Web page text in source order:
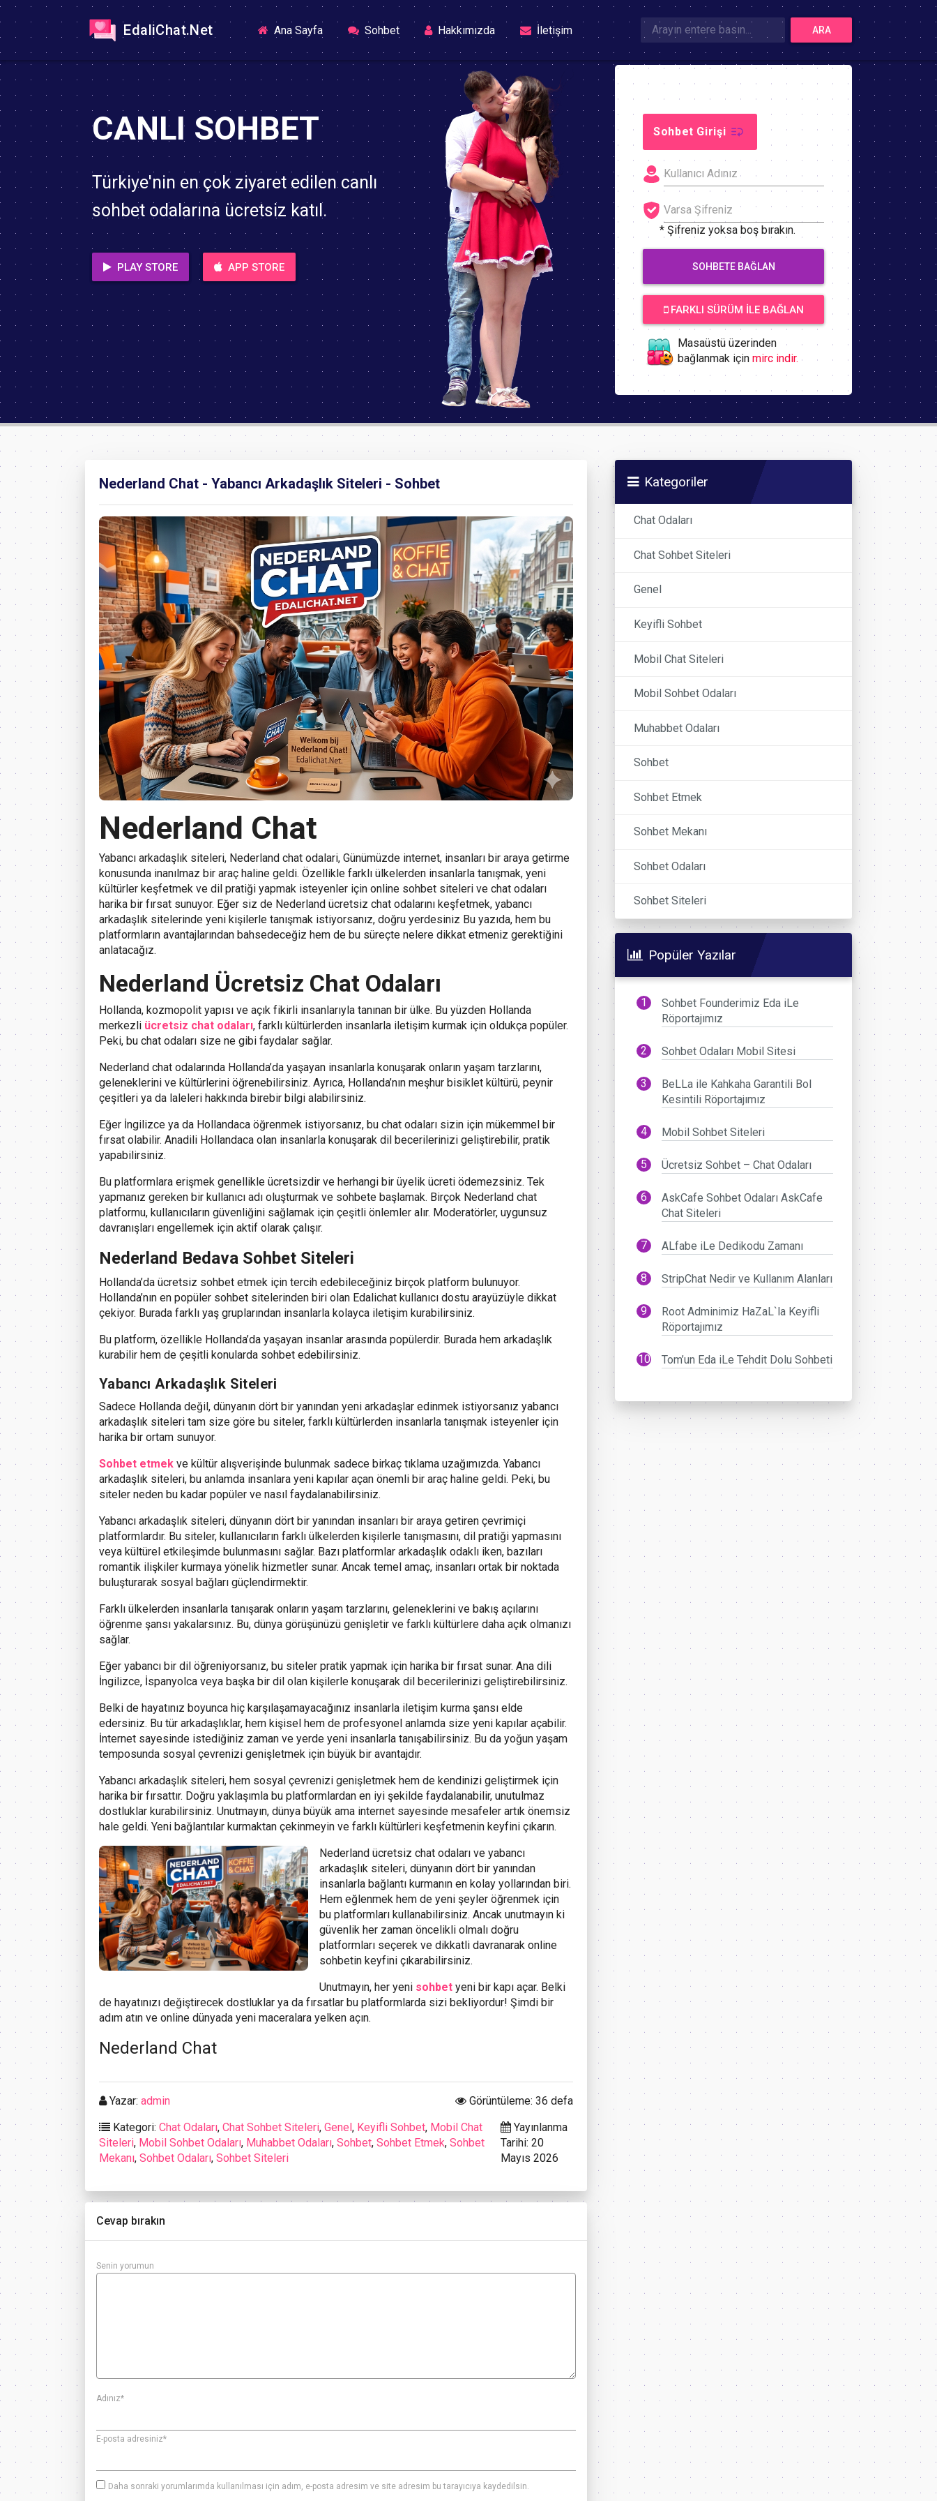
EdaliChat.Net Ana Sayfa(current) Sohbet Hakkımızda İletişim ARA
CANLI SOHBET
Türkiye'nin en çok ziyaret edilen canlı
sohbet odalarına ücretsiz katıl.
PLAY STORE APP STORE
Sohbet Girişi
* Şifreniz yoksa boş bırakın.
SOHBETE BAĞLAN
FARKLI SÜRÜM İLE BAĞLAN
Masaüstü üzerinden
bağlanmak için mirc indir.
Nederland Chat - Yabancı Arkadaşlık Siteleri - Sohbet
Nederland Chat
Yabancı arkadaşlık siteleri, Nederland chat odalari, Günümüzde internet, insanları bir araya getirme
konusunda inanılmaz bir araç haline geldi. Özellikle farklı ülkelerden insanlarla tanışmak, yeni
kültürler keşfetmek ve dil pratiği yapmak isteyenler için online sohbet siteleri ve chat odaları
harika bir fırsat sunuyor. Eğer siz de Nederland ücretsiz chat odalarını keşfetmek, yabancı
arkadaşlık sitelerinde yeni kişilerle tanışmak istiyorsanız, doğru yerdesiniz Bu yazıda, hem bu
platformların avantajlarından bahsedeceğiz hem de bu süreçte nelere dikkat etmeniz gerektiğini
anlatacağız.
Nederland Ücretsiz Chat Odaları
Hollanda, kozmopolit yapısı ve açık fikirli insanlarıyla tanınan bir ülke. Bu yüzden Hollanda
merkezli ücretsiz chat odaları, farklı kültürlerden insanlarla iletişim kurmak için oldukça popüler.
Peki, bu chat odaları size ne gibi faydalar sağlar.
Nederland chat odalarında Hollanda’da yaşayan insanlarla konuşarak onların yaşam tarzlarını,
geleneklerini ve kültürlerini öğrenebilirsiniz. Ayrıca, Hollanda’nın meşhur bisiklet kültürü, peynir
çeşitleri ya da laleleri hakkında birebir bilgi alabilirsiniz.
Eğer İngilizce ya da Hollandaca öğrenmek istiyorsanız, bu chat odaları sizin için mükemmel bir
fırsat olabilir. Anadili Hollandaca olan insanlarla konuşarak dil becerilerinizi geliştirebilir, pratik
yapabilirsiniz.
Bu platformlara erişmek genellikle ücretsizdir ve herhangi bir üyelik ücreti ödemezsiniz. Tek
yapmanız gereken bir kullanıcı adı oluşturmak ve sohbete başlamak. Birçok Nederland chat
platformu, kullanıcıların güvenliğini sağlamak için çeşitli önlemler alır. Moderatörler, uygunsuz
davranışları engellemek için aktif olarak çalışır.
Nederland Bedava Sohbet Siteleri
Hollanda’da ücretsiz sohbet etmek için tercih edebileceğiniz birçok platform bulunuyor.
Hollanda’nın en popüler sohbet sitelerinden biri olan Edalichat kullanıcı dostu arayüzüyle dikkat
çekiyor. Burada farklı yaş gruplarından insanlarla kolayca iletişim kurabilirsiniz.
Bu platform, özellikle Hollanda’da yaşayan insanlar arasında popülerdir. Burada hem arkadaşlık
kurabilir hem de çeşitli konularda sohbet edebilirsiniz.
Yabancı Arkadaşlık Siteleri
Sadece Hollanda değil, dünyanın dört bir yanından yeni arkadaşlar edinmek istiyorsanız yabancı
arkadaşlık siteleri tam size göre bu siteler, farklı kültürlerden insanlarla tanışmak isteyenler için
harika bir ortam sunuyor.
Sohbet etmek ve kültür alışverişinde bulunmak sadece birkaç tıklama uzağımızda. Yabancı
arkadaşlık siteleri, bu anlamda insanlara yeni kapılar açan önemli bir araç haline geldi. Peki, bu
siteler neden bu kadar popüler ve nasıl faydalanabilirsiniz.
Yabancı arkadaşlık siteleri, dünyanın dört bir yanından insanları bir araya getiren çevrimiçi
platformlardır. Bu siteler, kullanıcıların farklı ülkelerden kişilerle tanışmasını, dil pratiği yapmasını
veya kültürel etkileşimde bulunmasını sağlar. Bazı platformlar arkadaşlık odaklı iken, bazıları
romantik ilişkiler kurmaya yönelik hizmetler sunar. Ancak temel amaç, insanları ortak bir noktada
buluşturarak sosyal bağları güçlendirmektir.
Farklı ülkelerden insanlarla tanışarak onların yaşam tarzlarını, geleneklerini ve bakış açılarını
öğrenme şansı yakalarsınız. Bu, dünya görüşünüzü genişletir ve farklı kültürlere daha açık olmanızı
sağlar.
Eğer yabancı bir dil öğreniyorsanız, bu siteler pratik yapmak için harika bir fırsat sunar. Ana dili
İngilizce, İspanyolca veya başka bir dil olan kişilerle konuşarak dil becerilerinizi geliştirebilirsiniz.
Belki de hayatınız boyunca hiç karşılaşamayacağınız insanlarla iletişim kurma şansı elde
edersiniz. Bu tür arkadaşlıklar, hem kişisel hem de profesyonel anlamda size yeni kapılar açabilir.
İnternet sayesinde istediğiniz zaman ve yerde yeni insanlarla tanışabilirsiniz. Bu da yoğun yaşam
temposunda sosyal çevrenizi genişletmek için büyük bir avantajdır.
Yabancı arkadaşlık siteleri, hem sosyal çevrenizi genişletmek hem de kendinizi geliştirmek için
harika bir fırsattır. Doğru yaklaşımla bu platformlardan en iyi şekilde faydalanabilir, unutulmaz
dostluklar kurabilirsiniz. Unutmayın, dünya büyük ama internet sayesinde mesafeler artık önemsiz
hale geldi. Yeni bağlantılar kurmaktan çekinmeyin ve farklı kültürleri keşfetmenin keyfini çıkarın.
Nederland ücretsiz chat odaları ve yabancı
arkadaşlık siteleri, dünyanın dört bir yanından
insanlarla bağlantı kurmanın en kolay yollarından biri.
Hem eğlenmek hem de yeni şeyler öğrenmek için
bu platformları kullanabilirsiniz. Ancak unutmayın ki
güvenlik her zaman öncelikli olmalı doğru
platformları seçerek ve dikkatli davranarak online
sohbetin keyfini çıkarabilirsiniz.
Unutmayın, her yeni sohbet yeni bir kapı açar. Belki
de hayatınızı değiştirecek dostluklar ya da fırsatlar bu platformlarda sizi bekliyordur! Şimdi bir
adım atın ve online dünyada yeni maceralara yelken açın.
Nederland Chat
Yazar: admin
Görüntüleme: 36 defa
Kategori: Chat Odaları, Chat Sohbet Siteleri, Genel, Keyifli Sohbet, Mobil Chat
Siteleri, Mobil Sohbet Odaları, Muhabbet Odaları, Sohbet, Sohbet Etmek, Sohbet
Mekanı, Sohbet Odaları, Sohbet Siteleri
Yayınlanma
Tarihi: 20
Mayıs 2026
Cevap bırakın
Senin yorumun
Adınız*
E-posta adresiniz*
Daha sonraki yorumlarımda kullanılması için adım, e-posta adresim ve site adresim bu tarayıcıya kaydedilsin.
Kategoriler
Chat Odaları
Chat Sohbet Siteleri
Genel
Keyifli Sohbet
Mobil Chat Siteleri
Mobil Sohbet Odaları
Muhabbet Odaları
Sohbet
Sohbet Etmek
Sohbet Mekanı
Sohbet Odaları
Sohbet Siteleri
Popüler Yazılar
Sohbet Founderimiz Eda iLe
Röportajımız
Sohbet Odaları Mobil Sitesi
BeLLa ile Kahkaha Garantili Bol
Kesintili Röportajımız
Mobil Sohbet Siteleri
Ücretsiz Sohbet – Chat Odaları
AskCafe Sohbet Odaları AskCafe
Chat Siteleri
ALfabe iLe Dedikodu Zamanı
StripChat Nedir ve Kullanım Alanları
Root Adminimiz HaZaL`la Keyifli
Röportajımız
Tom’un Eda iLe Tehdit Dolu Sohbeti